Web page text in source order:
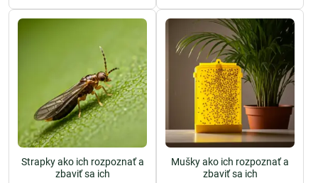
Strapky ako ich rozpoznať a
zbaviť sa ich
Mušky ako ich rozpoznať a
zbaviť sa ich